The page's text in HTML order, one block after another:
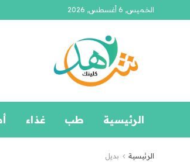
الخميس, 6 أغسطس, 2026
الرئيسية طب غذاء
الرئيسية بديل